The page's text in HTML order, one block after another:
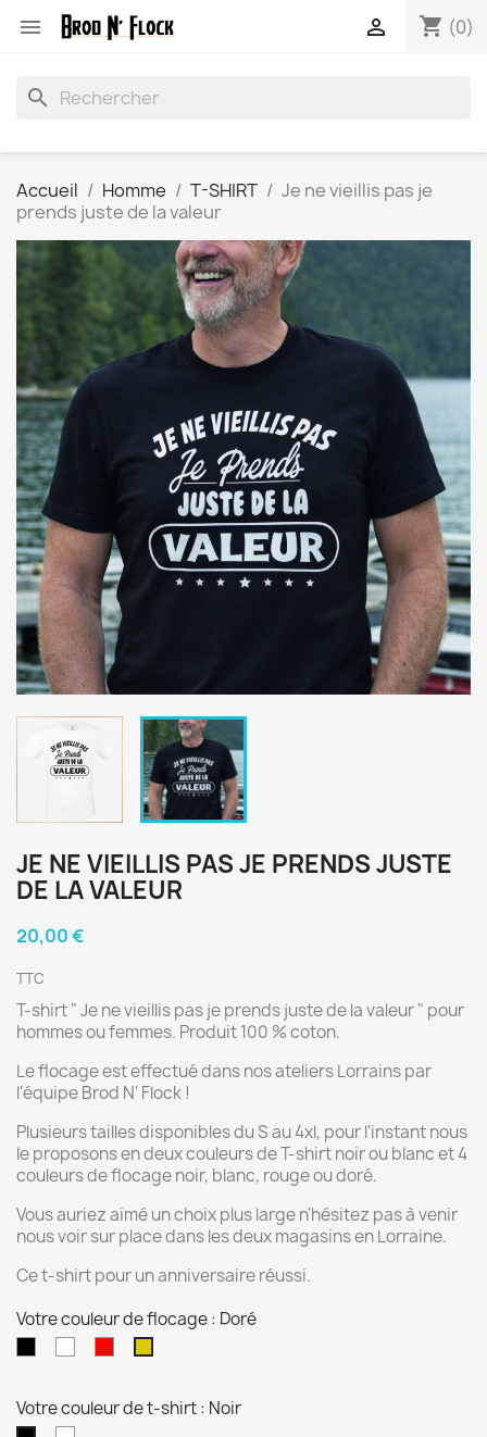
 shopping_cart (0)

search
Accueil Homme T-SHIRT
Je ne vieillis pas je
prends juste de la valeur
JE NE VIEILLIS PAS JE PRENDS JUSTE
DE LA VALEUR
20,00 €
TTC
T-shirt " Je ne vieillis pas je prends juste de la valeur " pour
hommes ou femmes. Produit 100 % coton.
Le flocage est effectué dans nos ateliers Lorrains par
l'équipe Brod N' Flock !
Plusieurs tailles disponibles du S au 4xl, pour l'instant nous
le proposons en deux couleurs de T-shirt noir ou blanc et 4
couleurs de flocage noir, blanc, rouge ou doré.
Vous auriez aimé un choix plus large n'hésitez pas à venir
nous voir sur place dans les deux magasins en Lorraine.
Ce t-shirt pour un anniversaire réussi.
Votre couleur de flocage : Doré
Votre couleur de t-shirt : Noir